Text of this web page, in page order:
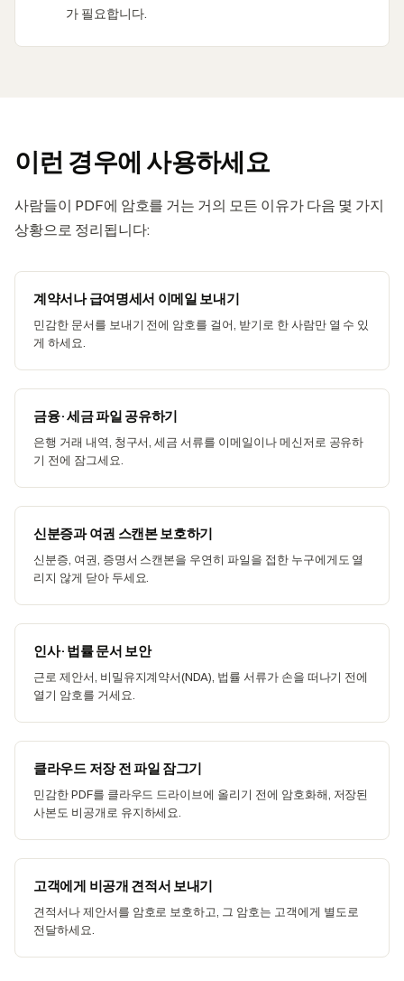
가 필요합니다.
이런 경우에 사용하세요
사람들이 PDF에 암호를 거는 거의 모든 이유가 다음 몇 가지
상황으로 정리됩니다:
계약서나 급여명세서 이메일 보내기
민감한 문서를 보내기 전에 암호를 걸어, 받기로 한 사람만 열 수 있
게 하세요.
금융·세금 파일 공유하기
은행 거래 내역, 청구서, 세금 서류를 이메일이나 메신저로 공유하
기 전에 잠그세요.
신분증과 여권 스캔본 보호하기
신분증, 여권, 증명서 스캔본을 우연히 파일을 접한 누구에게도 열
리지 않게 닫아 두세요.
인사·법률 문서 보안
근로 제안서, 비밀유지계약서(NDA), 법률 서류가 손을 떠나기 전에
열기 암호를 거세요.
클라우드 저장 전 파일 잠그기
민감한 PDF를 클라우드 드라이브에 올리기 전에 암호화해, 저장된
사본도 비공개로 유지하세요.
고객에게 비공개 견적서 보내기
견적서나 제안서를 암호로 보호하고, 그 암호는 고객에게 별도로
전달하세요.